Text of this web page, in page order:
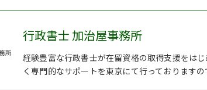
行政書士 加治屋事務所
経験豊富な行政書士が在留資格の取得支援をは
く専門的なサポートを東京にて行っておりますの